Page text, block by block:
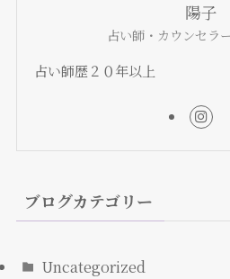
陽子
占い師・カウンセラ
占い師歴２０年以上
ブログカテゴリー
Uncategorized